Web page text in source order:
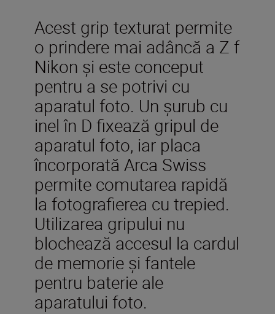
Acest grip texturat permite
o prindere mai adâncă a Z f
Nikon și este conceput
pentru a se potrivi cu
aparatul foto. Un şurub cu
inel în D fixează gripul de
aparatul foto, iar placa
încorporată Arca Swiss
permite comutarea rapidă
la fotografierea cu trepied.
Utilizarea gripului nu
blochează accesul la cardul
de memorie și fantele
pentru baterie ale
aparatului foto.